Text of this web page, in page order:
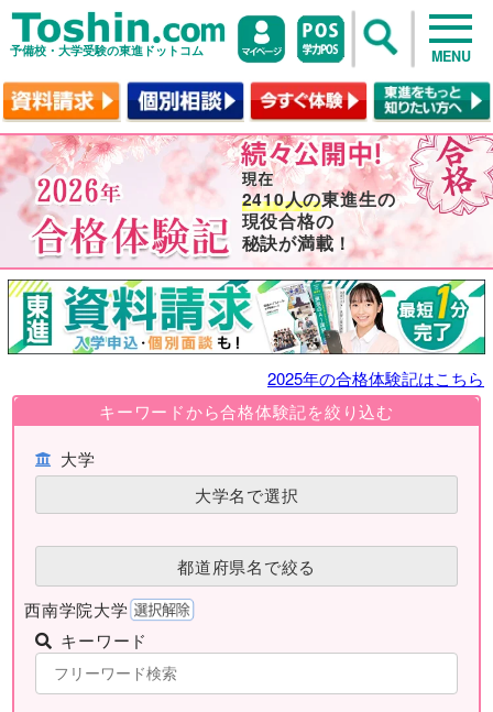
予備校・大学受験の東進ドットコム MENU
2410人の東進生の
現役合格の
秘訣が満載！
2025年の合格体験記はこちら
キーワードから合格体験記を絞り込む
大学
大学名で選択
都道府県名で絞る
西南学院大学
キーワード